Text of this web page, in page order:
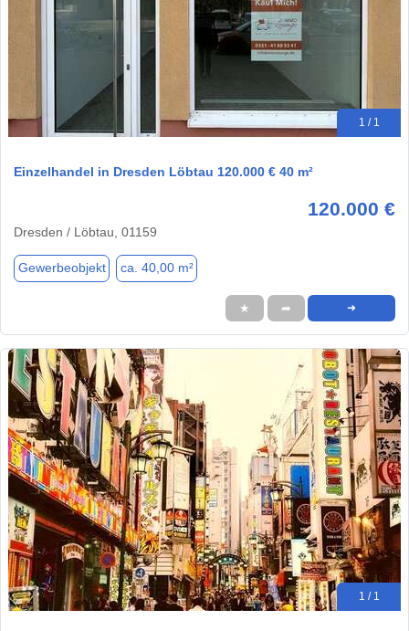
1 / 1
Einzelhandel in Dresden Löbtau 120.000 € 40 m²
120.000 €
Dresden / Löbtau, 01159
Gewerbeobjekt ca. 40,00 m²
★ ➦ ➜
1 / 1